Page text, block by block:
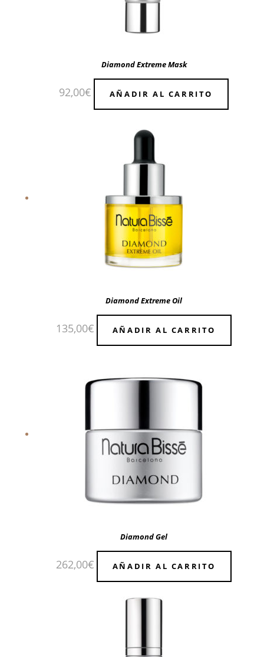
Diamond Extreme Mask
92,00€ AÑADIR AL CARRITO
Diamond Extreme Oil
135,00€ AÑADIR AL CARRITO
Diamond Gel
262,00€ AÑADIR AL CARRITO